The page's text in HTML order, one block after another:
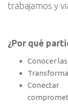
trabajamos y
¿Por qué
Conocer